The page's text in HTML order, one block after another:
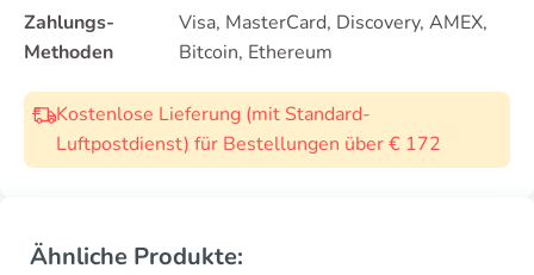
Zahlungs-
Methoden
Visa, MasterCard, Discovery, AMEX,
Bitcoin, Ethereum
Kostenlose Lieferung (mit Standard-
Luftpostdienst) für Bestellungen über € 172
Ähnliche Produkte: